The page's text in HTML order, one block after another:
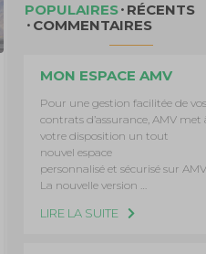
POPULAIRES RÉCENTS
COMMENTAIRES
MON ESPACE AMV
Pour une gestion facilitée de vos
contrats d’assurance, AMV met
votre disposition un tout
nouvel espace
personnalisé et sécurisé sur
La nouvelle version …
LIRE LA SUITE